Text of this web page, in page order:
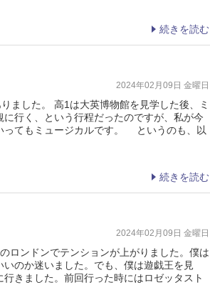
続きを読む
2024年02月09日 金曜日
ました。 高1は大英博物館を見学した後、ミ
行く、という行程だったのですが、私が今
ってもミュージカルです。 というのも、以
続きを読む
2024年02月09日 金曜日
ロンドンでテンションが上がりました。僕は
のか迷いました。でも、僕は遊戯王を見
きました。前回行った時にはロゼッタスト